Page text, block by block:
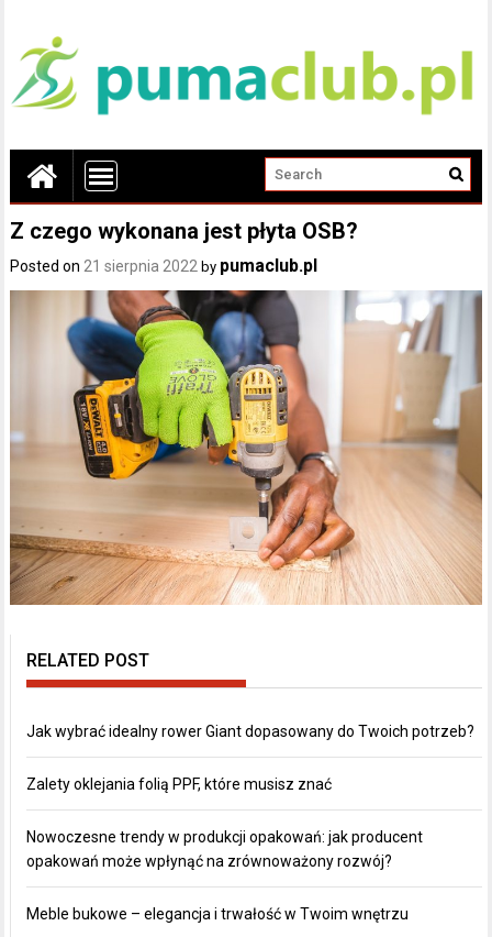
Z czego wykonana jest płyta OSB?
Posted on21 sierpnia 2022 by pumaclub.pl
RELATED POST
Jak wybrać idealny rower Giant dopasowany do Twoich potrzeb?
Zalety oklejania folią PPF, które musisz znać
Nowoczesne trendy w produkcji opakowań: jak producent
opakowań może wpłynąć na zrównoważony rozwój?
Meble bukowe – elegancja i trwałość w Twoim wnętrzu